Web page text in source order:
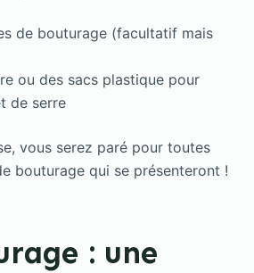
de bouturage (facultatif mais
ou des sacs plastique pour
de serre
vous serez paré pour toutes
bouturage qui se présenteront !
: une